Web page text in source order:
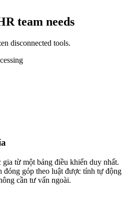
team needs
disconnected tools.
từ một bảng điều khiển duy nhất.
đóng góp theo luật được tính tự động
cần tư vấn ngoài.